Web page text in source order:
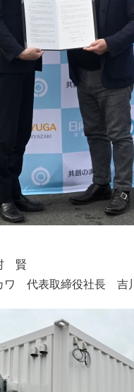
賢
代表取締役社長 吉